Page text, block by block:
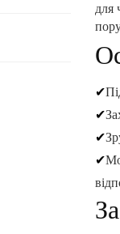
для
✔
✔
✔
✔